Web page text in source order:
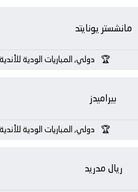
مانشستر يونايتد
دولي, المباريات الودية للأندية
بيراميدز
دولي, المباريات الودية للأندية
ريال مدريد